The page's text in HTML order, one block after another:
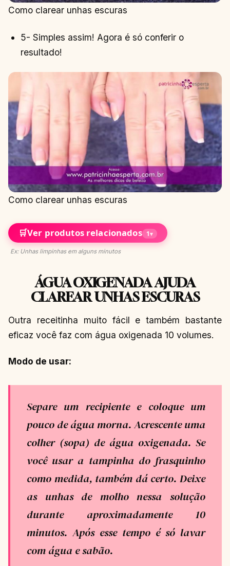
Como clarear unhas escuras
5- Simples assim! Agora é só conferir o
resultado!
Como clarear unhas escuras
🛒Ver produtos relacionados 1▾
Ex: Unhas limpinhas em alguns minutos
ÁGUA OXIGENADA AJUDA
CLAREAR UNHAS ESCURAS
Outra receitinha muito fácil e também bastante
eficaz você faz com água oxigenada 10 volumes.
Modo de usar:
Separe um recipiente e coloque um
pouco de água morna. Acrescente uma
colher (sopa) de água oxigenada. Se
você usar a tampinha do frasquinho
como medida, também dá certo. Deixe
as unhas de molho nessa solução
durante aproximadamente 10
minutos. Após esse tempo é só lavar
com água e sabão.